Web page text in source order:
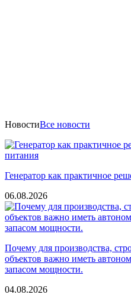
НовостиВсе новости
Генератор как практичное
06.08.2026
Почему для производства,
объектов важно иметь
запасом мощности.
04.08.2026